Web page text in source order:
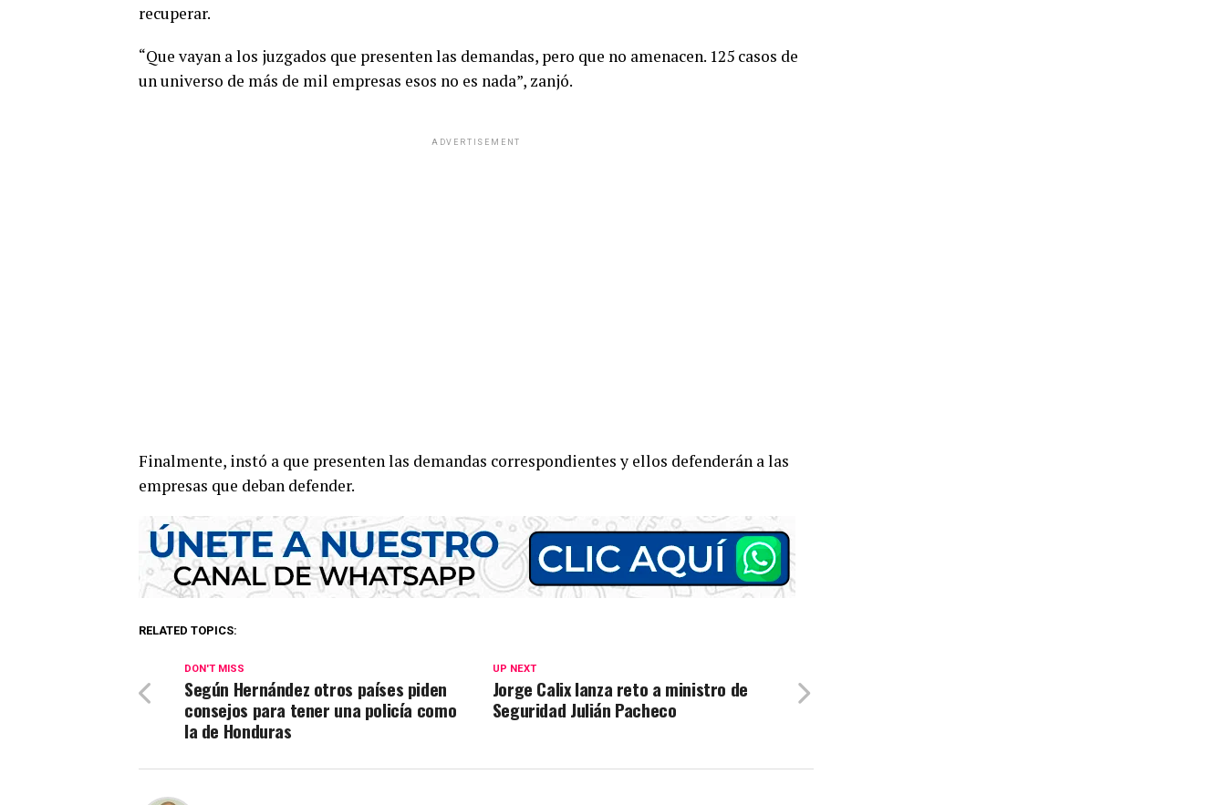
recuperar.
“Que vayan a los juzgados que presenten las demandas, pero que no amenacen. 125 casos de
un universo de más de mil empresas esos no es nada”, zanjó.
ADVERTISEMENT
Finalmente, instó a que presenten las demandas correspondientes y ellos defenderán a las
empresas que deban defender.
RELATED TOPICS:
UP NEXT
Jorge Calix lanza reto a ministro de
Seguridad Julián Pacheco
DON'T MISS
Según Hernández otros países piden
consejos para tener una policía como
la de Honduras